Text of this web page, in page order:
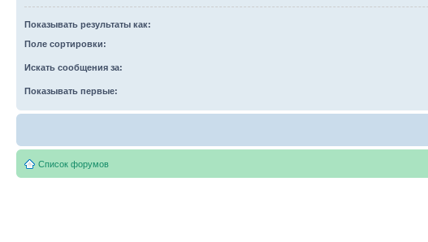
Показывать результаты как:
Поле сортировки:
Искать сообщения за:
Показывать первые:
Список форумов